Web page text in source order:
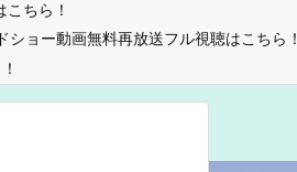
ちら！
ョー動画無料再放送フル視聴はこちら！